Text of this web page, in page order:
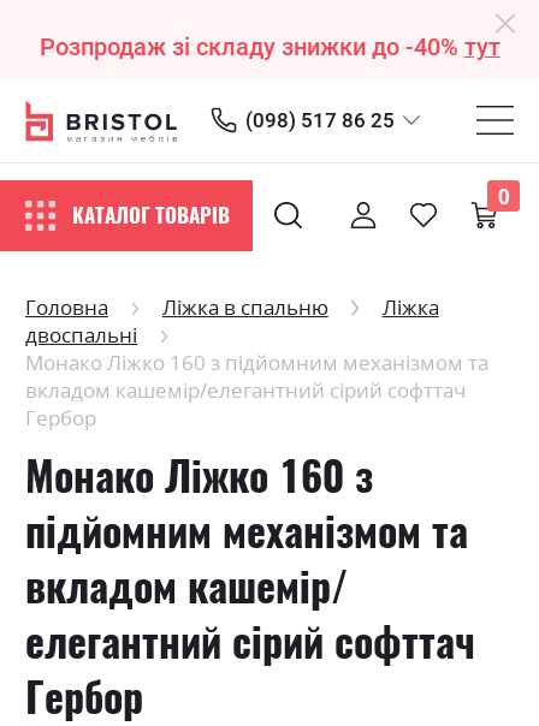
Розпродаж зі складу знижки до -40% тут
(098) 517 86 25
КАТАЛОГ ТОВАРІВ
0
Головна Ліжка в спальню
Ліжка
двоспальні
Монако Ліжко 160 з підйомним механізмом та
вкладом кашемір/елегантний сірий софттач
Гербор
Монако Ліжко 160 з
підйомним механізмом та
вкладом кашемір/
елегантний сірий софттач
Гербор